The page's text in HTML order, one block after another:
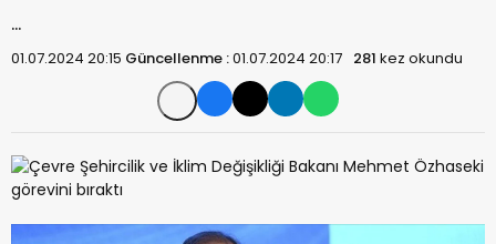
…
01.07.2024 20:15 Güncellenme :01.07.2024 20:17 281 kez okundu